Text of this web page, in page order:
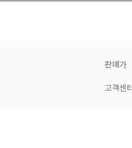
판매가
고객센